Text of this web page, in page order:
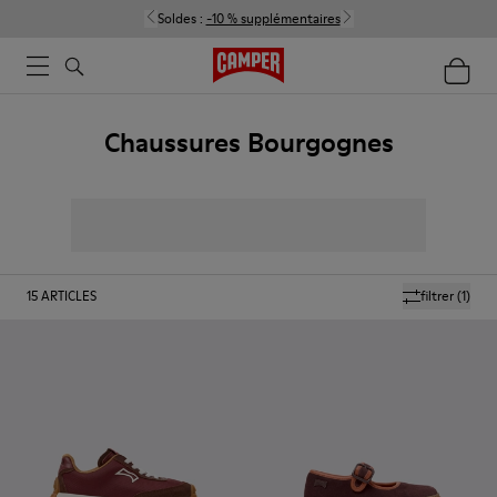
Soldes : -10 % supplémentaires
Chaussures Bourgognes
filtrer(1)
15ARTICLES